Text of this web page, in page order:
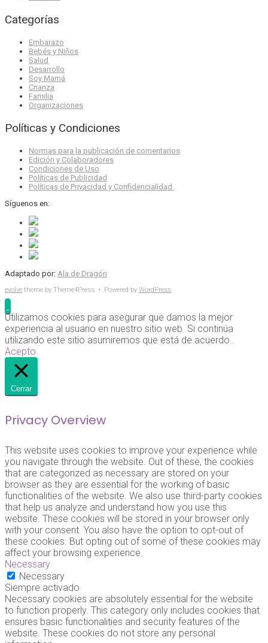
Categorías
Embarazo
Bebés y Niños
Salud
Desarrollo
Soy Mamá
Crianza
Familia
Organizaciones
Políticas y Condiciones
Normas para la publicación de comentarios
Edición y Colaboradores
Condiciones de Uso
Políticas de Publicidad
Políticas de Privacidad y Confidencialidad
Síguenos en:
Adaptado por: Ala de Dragón
evolve theme by Theme4Press • Powered by WordPress
Utilizamos cookies para asegurar que damos la mejor
experiencia al usuario en nuestro sitio web. Si continúa
utilizando este sitio asumiremos que está de acuerdo..
Acepto
Cerrar
Privacy Overview
This website uses cookies to improve your experience while
you navigate through the website. Out of these, the cookies
that are categorized as necessary are stored on your
browser as they are essential for the working of basic
functionalities of the website. We also use third-party cookies
that help us analyze and understand how you use this
website. These cookies will be stored in your browser only
with your consent. You also have the option to opt-out of
these cookies. But opting out of some of these cookies may
affect your browsing experience.
Necessary
Necessary
Siempre activado
Necessary cookies are absolutely essential for the website
to function properly. This category only includes cookies that
ensures basic functionalities and security features of the
website. These cookies do not store any personal